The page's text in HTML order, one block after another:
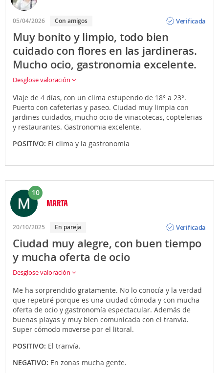
05/04/2026 Con amigos
Verificada
Muy bonito y limpio, todo bien
cuidado con flores en las jardineras.
Mucho ocio, gastronomia excelente.
Desglose valoración
Viaje de 4 días, con un clima estupendo de 18° a 23°.
Puerto con cafeterias y paseo. Ciudad muy limpia con
jardines cuidados, mucho ocio de vinacotecas, coptelerias
y restaurantes. Gastronomia excelente.
POSITIVO: El clima y la gastronomia
10
MARTA
20/10/2025 En pareja
Verificada
Ciudad muy alegre, con buen tiempo
y mucha oferta de ocio
Desglose valoración
Me ha sorprendido gratamente. No lo conocía y la verdad
que repetiré porque es una ciudad cómoda y con mucha
oferta de ocio y gastronomía espectacular. Además de
buenas playas y muy bien comunicada con el tranvía.
Super cómodo moverse por el litoral.
POSITIVO: El tranvía.
NEGATIVO: En zonas mucha gente.